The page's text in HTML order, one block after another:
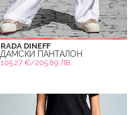
RADA DINEFF
ДАМСКИ ПАНТАЛОН
105.27 €/205.89 ЛВ.